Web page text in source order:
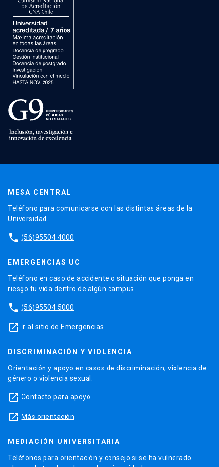
MESA CENTRAL
Teléfono para comunicarse con las distintas áreas de la
Universidad.
phone (56)95504 4000
EMERGENCIAS UC
Teléfono en caso de accidente o situación que ponga en
riesgo tu vida dentro de algún campus.
phone (56)95504 5000
launch Ir al sitio de Emergencias
DISCRIMINACIÓN Y VIOLENCIA
Orientación y apoyo en casos de discriminación, violencia de
género o violencia sexual.
launch Contacto para apoyo
launch Más orientación
MEDIACIÓN UNIVERSITARIA
Teléfonos para orientación y consejo si se ha vulnerado